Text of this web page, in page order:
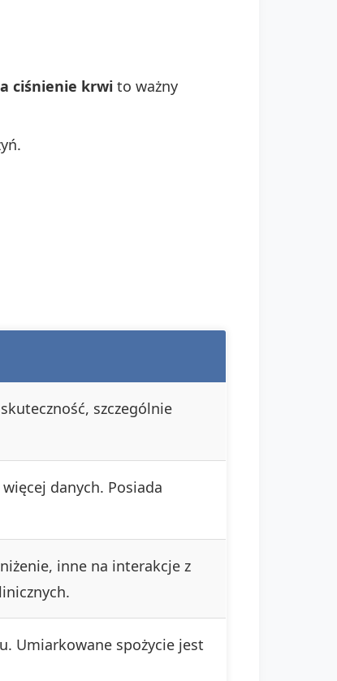
ciśnienie krwi to ważny
szczególnie
danych. Posiada
inne na interakcje z
Umiarkowane spożycie jest